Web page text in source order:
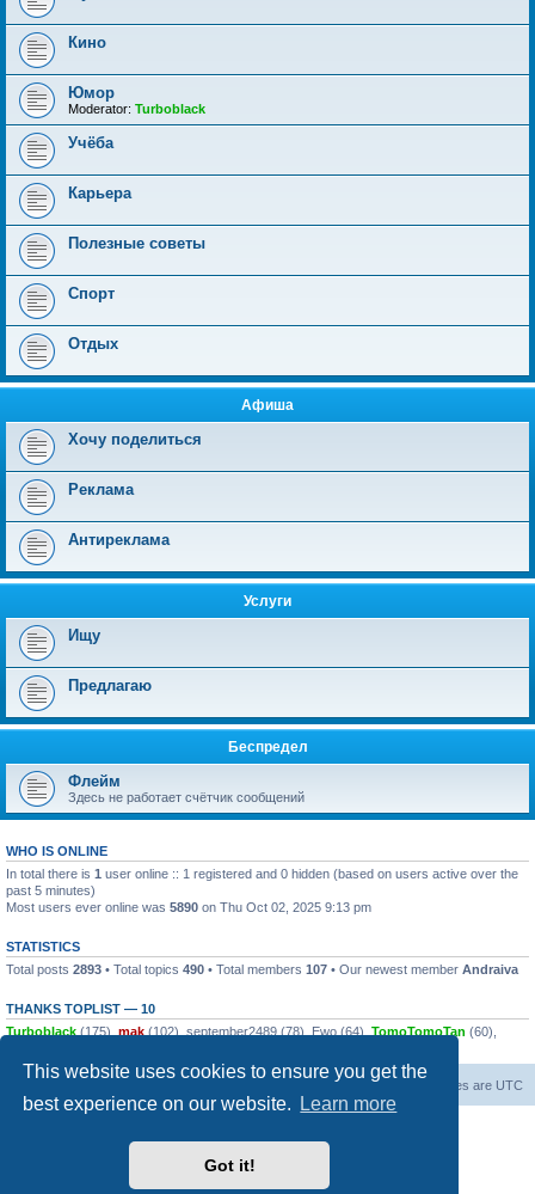
This website uses cookies to ensure you get the
best experience on our website.
Learn more
Got it!
Кино
Юмор
Moderator: Turboblack
Учёба
Карьера
Полезные советы
Спорт
Отдых
Афиша
Хочу поделиться
Реклама
Антиреклама
Услуги
Ищу
Предлагаю
Беспредел
Флейм
Здесь не работает счётчик сообщений
WHO IS ONLINE
In total there is 1 user online :: 1 registered and 0 hidden (based on users active over the
past 5 minutes)
Most users ever online was 5890 on Thu Oct 02, 2025 9:13 pm
STATISTICS
Total posts 2893 • Total topics 490 • Total members 107 • Our newest member Andraiva
THANKS TOPLIST — 10
Turboblack (175), mak (102), september2489 (78), Ewo (64), TomoTomoTan (60),
All times are UTC
Contact us
· All rights reserved